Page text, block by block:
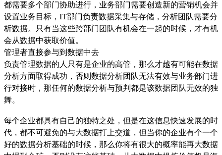
都需要多个部门协助进行，业务部门需要创造新的营销机会并
设置业务目标，IT部门负责数据采集与存储，分析团队需要分
析数据。只有当这些跨部门团队有机会在一起的时候，才有机
会从数据中获取价值。
管理者直接参与到数据中去
负责管理数据的人只有是企业的高管，那么才越有可能在数据
分析方面取得成功，否则数据分析团队无法有效与业务部门进
行对接时，那任何的数据分析与预判都是该数据团队无效的独
舞。
每个企业都具有自己的独特之处，但是在这信息快速发展的时
代，都不可避免的与大数据打上交道，但当你的企业有个一个
好的数据分析基础的时候，那么你将有很大的概率能再大数据